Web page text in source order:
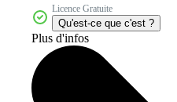
Licence Gratuite
Qu'est-ce que c'est ?
Plus d'infos